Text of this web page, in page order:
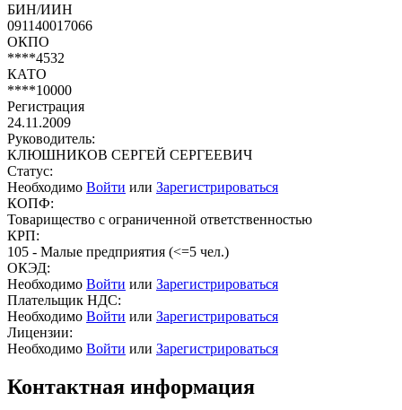
БИН/ИИН
091140017066
ОКПО
****4532
КАТО
****10000
Регистрация
24.11.2009
Руководитель:
КЛЮШНИКОВ СЕРГЕЙ СЕРГЕЕВИЧ
Статус:
Необходимо Войти или Зарегистрироваться
КОПФ:
Товарищество с ограниченной ответственностью
КРП:
105 - Малые предприятия (<=5 чел.)
ОКЭД:
Необходимо Войти или Зарегистрироваться
Плательщик НДС:
Необходимо Войти или Зарегистрироваться
Лицензии:
Необходимо Войти или Зарегистрироваться
Контактная информация